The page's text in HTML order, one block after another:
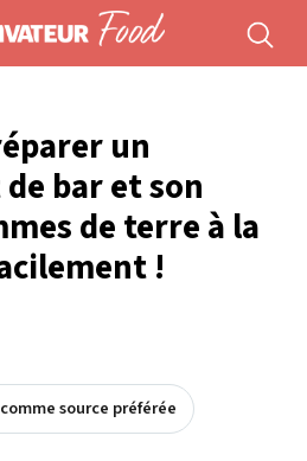
un
bar et son
de terre à la
!
source préférée